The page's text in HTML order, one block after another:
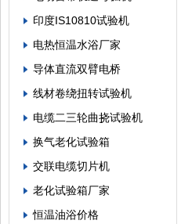
印度IS10810试验机
电热恒温水浴厂家
导体直流双臂电桥
线材卷绕扭转试验机
电缆二三轮曲挠试验机
换气老化试验箱
交联电缆切片机
老化试验箱厂家
恒温油浴价格